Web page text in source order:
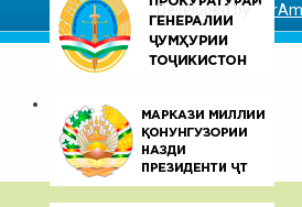
Developed by